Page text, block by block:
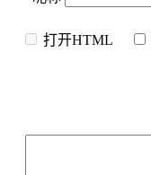
打开HTML